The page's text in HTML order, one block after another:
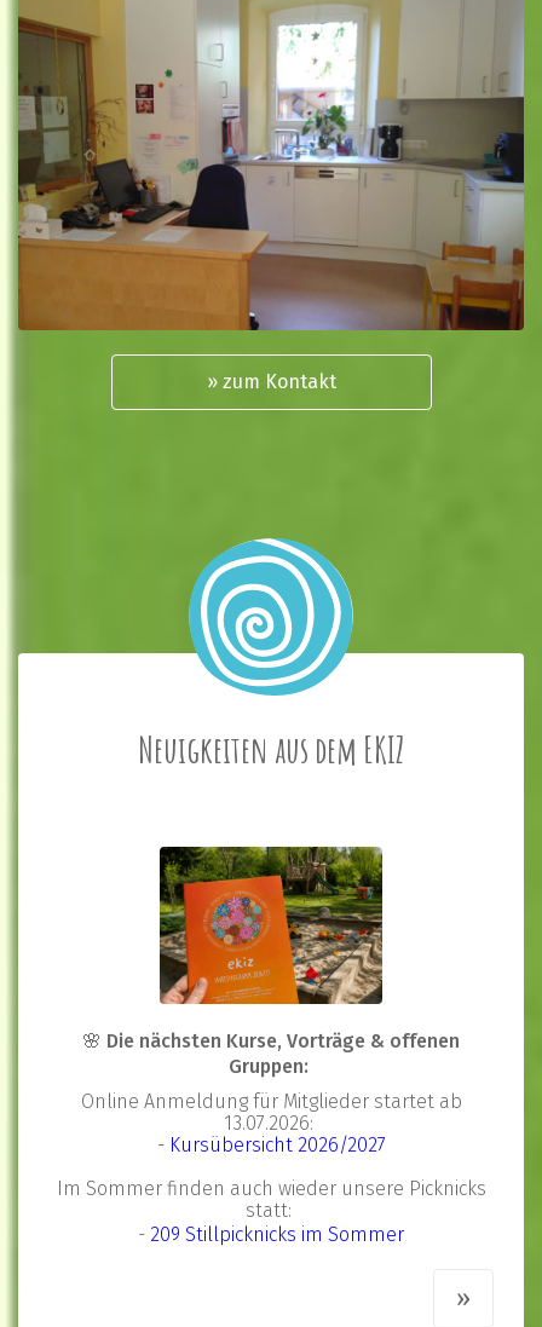
» zum Kontakt
Neuigkeiten aus dem EKIZ
🌸 Die nächsten Kurse, Vorträge & offenen
Gruppen:
Online Anmeldung für Mitglieder startet ab
13.07.2026:
- Kursübersicht 2026/2027
Im Sommer finden auch wieder unsere Picknicks
statt:
- 209 Stillpicknicks im Sommer
»